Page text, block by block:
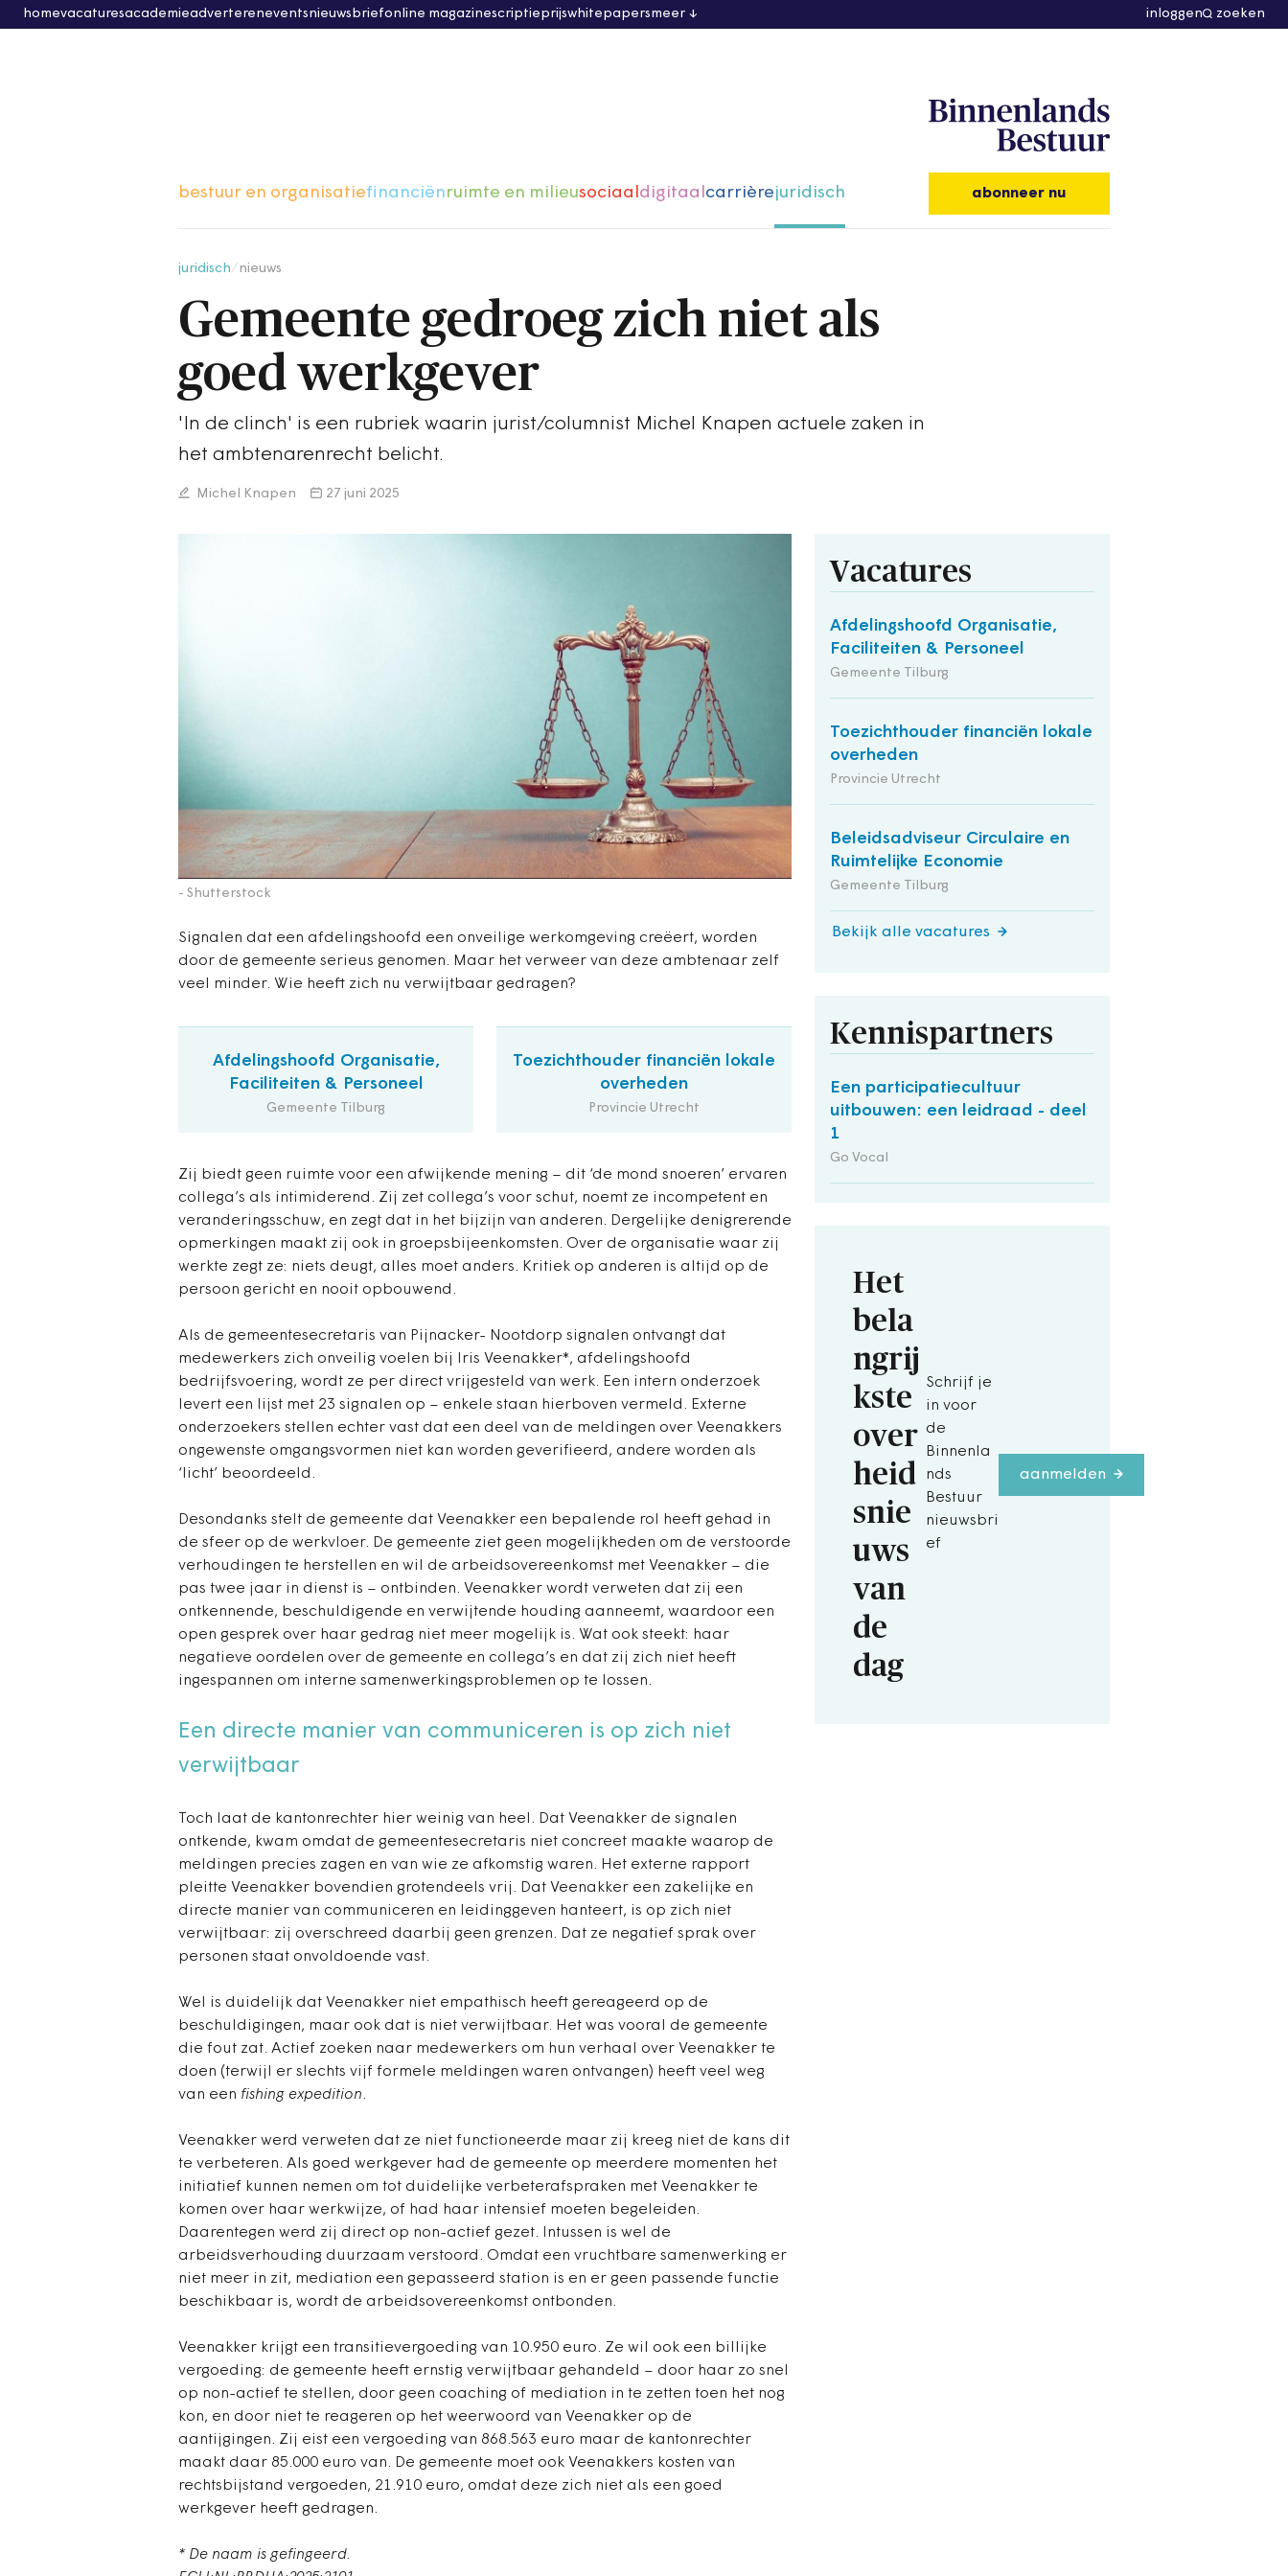
homevacaturesacademieadvertereneventsnieuwsbriefonline magazinescriptieprijswhitepapersmeer inloggen zoeken
bestuur en organisatiefinanciënruimte en milieusociaaldigitaalcarrièrejuridisch abonneer nu
juridisch nieuws
Gemeente gedroeg zich niet als
goed werkgever
'In de clinch' is een rubriek waarin jurist/columnist Michel Knapen actuele zaken in
het ambtenarenrecht belicht.
Michel Knapen 27 juni 2025
- Shutterstock
Signalen dat een afdelingshoofd een onveilige werkomgeving creëert, worden
door de gemeente serieus genomen. Maar het verweer van deze ambtenaar zelf
veel minder. Wie heeft zich nu verwijtbaar gedragen?
Afdelingshoofd Organisatie,
Faciliteiten & Personeel
Gemeente Tilburg
Toezichthouder financiën lokale
overheden
Provincie Utrecht
Zij biedt geen ruimte voor een afwijkende mening – dit ‘de mond snoeren’ ervaren
collega’s als intimiderend. Zij zet collega’s voor schut, noemt ze incompetent en
veranderingsschuw, en zegt dat in het bijzijn van anderen. Dergelijke denigrerende
opmerkingen maakt zij ook in groepsbijeenkomsten. Over de organisatie waar zij
werkte zegt ze: niets deugt, alles moet anders. Kritiek op anderen is altijd op de
persoon gericht en nooit opbouwend.
Vacatures
Afdelingshoofd Organisatie,
Faciliteiten & Personeel
Gemeente Tilburg
Toezichthouder financiën lokale
overheden
Provincie Utrecht
Beleidsadviseur Circulaire en
Ruimtelijke Economie
Gemeente Tilburg
Bekijk alle vacatures
Kennispartners
Een participatiecultuur
uitbouwen: een leidraad - deel
1
Go Vocal
Het
bela
ngrij
kste
over
heid
snie
uws
van
de
dag
Schrijf je
in voor
de
Binnenla
nds
Bestuur
nieuwsbri
ef
aanmelden
Als de gemeentesecretaris van Pijnacker- Nootdorp signalen ontvangt dat
medewerkers zich onveilig voelen bij Iris Veenakker*, afdelingshoofd
bedrijfsvoering, wordt ze per direct vrijgesteld van werk. Een intern onderzoek
levert een lijst met 23 signalen op – enkele staan hierboven vermeld. Externe
onderzoekers stellen echter vast dat een deel van de meldingen over Veenakkers
ongewenste omgangsvormen niet kan worden geverifieerd, andere worden als
‘licht’ beoordeeld.
Desondanks stelt de gemeente dat Veenakker een bepalende rol heeft gehad in
de sfeer op de werkvloer. De gemeente ziet geen mogelijkheden om de verstoorde
verhoudingen te herstellen en wil de arbeidsovereenkomst met Veenakker – die
pas twee jaar in dienst is – ontbinden. Veenakker wordt verweten dat zij een
ontkennende, beschuldigende en verwijtende houding aanneemt, waardoor een
open gesprek over haar gedrag niet meer mogelijk is. Wat ook steekt: haar
negatieve oordelen over de gemeente en collega’s en dat zij zich niet heeft
ingespannen om interne samenwerkingsproblemen op te lossen.
Een directe manier van communiceren is op zich niet
verwijtbaar
Toch laat de kantonrechter hier weinig van heel. Dat Veenakker de signalen
ontkende, kwam omdat de gemeentesecretaris niet concreet maakte waarop de
meldingen precies zagen en van wie ze afkomstig waren. Het externe rapport
pleitte Veenakker bovendien grotendeels vrij. Dat Veenakker een zakelijke en
directe manier van communiceren en leidinggeven hanteert, is op zich niet
verwijtbaar: zij overschreed daarbij geen grenzen. Dat ze negatief sprak over
personen staat onvoldoende vast.
Wel is duidelijk dat Veenakker niet empathisch heeft gereageerd op de
beschuldigingen, maar ook dat is niet verwijtbaar. Het was vooral de gemeente
die fout zat. Actief zoeken naar medewerkers om hun verhaal over Veenakker te
doen (terwijl er slechts vijf formele meldingen waren ontvangen) heeft veel weg
van een fishing expedition.
Veenakker werd verweten dat ze niet functioneerde maar zij kreeg niet de kans dit
te verbeteren. Als goed werkgever had de gemeente op meerdere momenten het
initiatief kunnen nemen om tot duidelijke verbeterafspraken met Veenakker te
komen over haar werkwijze, of had haar intensief moeten begeleiden.
Daarentegen werd zij direct op non-actief gezet. Intussen is wel de
arbeidsverhouding duurzaam verstoord. Omdat een vruchtbare samenwerking er
niet meer in zit, mediation een gepasseerd station is en er geen passende functie
beschikbaar is, wordt de arbeidsovereenkomst ontbonden.
Veenakker krijgt een transitievergoeding van 10.950 euro. Ze wil ook een billijke
vergoeding: de gemeente heeft ernstig verwijtbaar gehandeld – door haar zo snel
op non-actief te stellen, door geen coaching of mediation in te zetten toen het nog
kon, en door niet te reageren op het weerwoord van Veenakker op de
aantijgingen. Zij eist een vergoeding van 868.563 euro maar de kantonrechter
maakt daar 85.000 euro van. De gemeente moet ook Veenakkers kosten van
rechtsbijstand vergoeden, 21.910 euro, omdat deze zich niet als een goed
werkgever heeft gedragen.
* De naam is gefingeerd.